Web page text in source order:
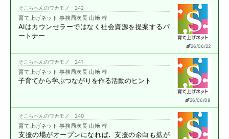
26/06/22
そこらへんのワカモノ 242
育て上げネット 事務局次長 山﨑 梓
AIはカウンセラーではなく社会資源を提案するパ
ートナー
26/06/08
そこらへんのワカモノ 241
育て上げネット 事務局次長 山﨑 梓
子育てから学ぶつながりを作る活動のヒント
そこらへんのワカモノ 240
育て上げネット 事務局次長 山﨑 梓
支援の場がオープンになれば､支援の余白も拡が